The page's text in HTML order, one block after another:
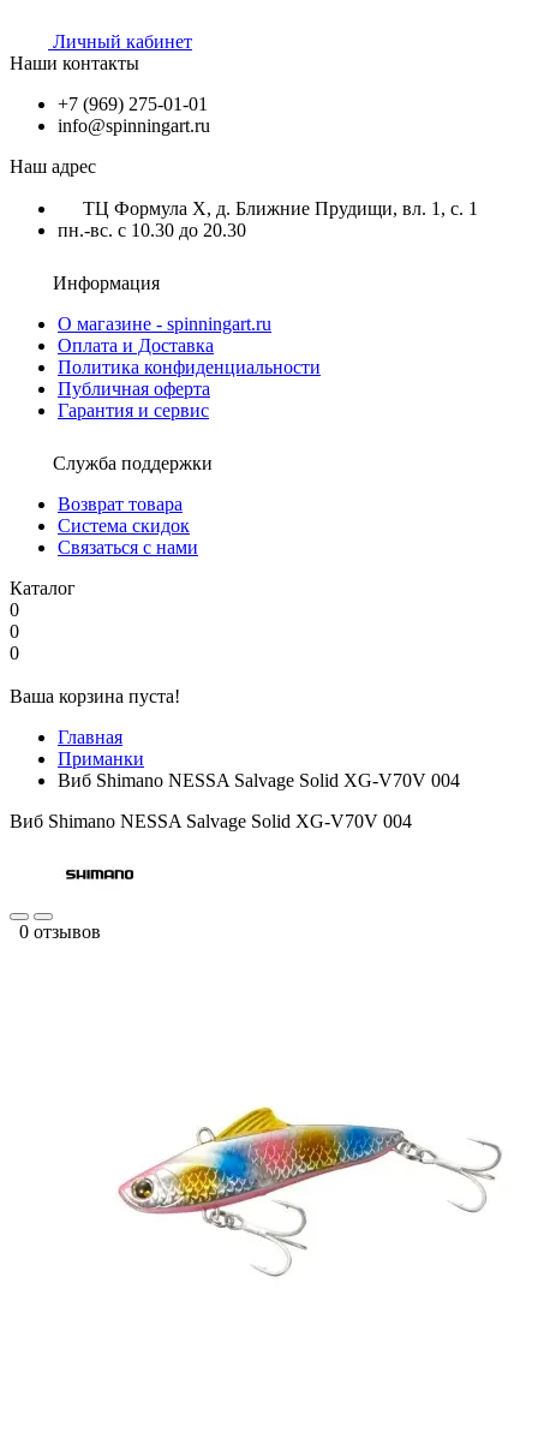
Личный кабинет
Наши контакты
+7 (969) 275-01-01
info@spinningart.ru
Наш адрес
ТЦ Формула X, д. Ближние Прудищи, вл. 1, с. 1
пн.-вс. с 10.30 до 20.30
Информация
О магазине - spinningart.ru
Оплата и Доставка
Политика конфиденциальности
Публичная оферта
Гарантия и сервис
Служба поддержки
Возврат товара
Система скидок
Связаться с нами
Каталог
0
0
0
Ваша корзина пуста!
Главная
Приманки
Виб Shimano NESSA Salvage Solid XG-V70V 004
Виб Shimano NESSA Salvage Solid XG-V70V 004
0 отзывов